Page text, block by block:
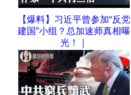
【爆料】习近平曾参加“反党
建国”小组？总加速师真相曝
光！｜